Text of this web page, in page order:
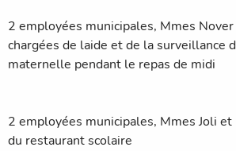
2 employées municipales, Mmes
chargées de laide et de la surveillance
maternelle pendant le repas de midi
2 employées municipales, Mmes Joli et
du restaurant scolaire